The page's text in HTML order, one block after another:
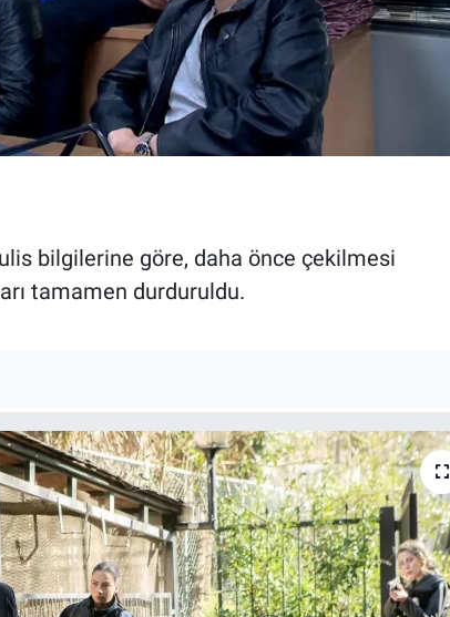
bilgilerine göre, daha önce çekilmesi
tamamen durduruldu.